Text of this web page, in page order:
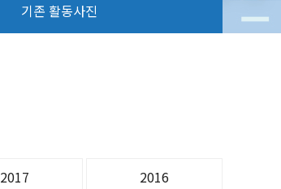
기존 활동사진
2017 2016